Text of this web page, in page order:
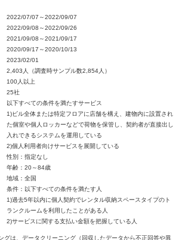
2022/07/07～2022/09/07
2022/09/08～2022/09/26
2021/09/08～2021/09/17
2020/09/17～2020/10/13
2023/02/01
2,403人（調査時サンプル数2,854人）
100人以上
25社
以下すべての条件を満たすサービス
1)ビル全体または特定フロアに店舗を構え、建物内に設置され
た個室や個人ロッカーなどで荷物を保管し、契約者が直接出し
入れできるシステムを運用している
2)個人利用者向けサービスを展開している
性別：指定なし
年齢：20～84歳
地域：全国
条件：以下すべての条件を満たす人
1)過去5年以内に個人契約でレンタル収納スペースタイプのト
ランクルームを利用したことがある人
2)サービスに関する支払い金額を把握している人
グは、データクリーニング（回収したデータから不正回答や異